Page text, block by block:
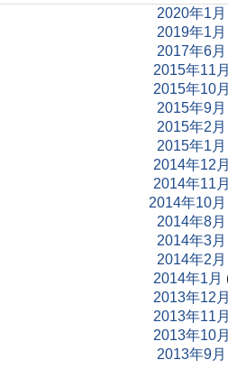
2020年1月
2019年1月
2017年6月
2015年11月
2015年10月
2015年9月
2015年2月
2015年1月
2014年12月
2014年11月
2014年10月
2014年8月
2014年3月
2014年2月
2014年1月
2013年12月
2013年11月
2013年10月
2013年9月